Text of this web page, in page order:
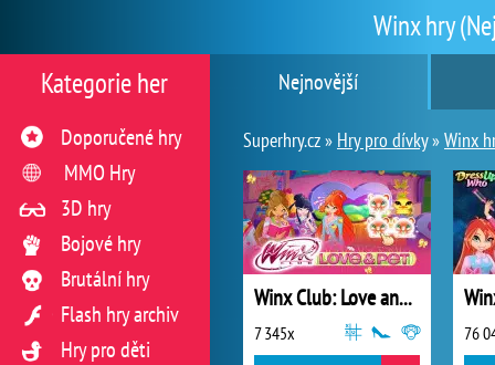
Winx hry
Nejnovější
Superhry.cz » Hry pro dívky»Winx
Winx Club: Love and Pet
7 345x 76
Kategorie her
Doporučené hry
MMO Hry
3D hry
Bojové hry
Brutální hry
Flash hry archiv
Hry pro děti